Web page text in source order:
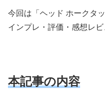
今回は「ヘッド ホークタ
インプレ・評価・感想レビ
本記事の内容